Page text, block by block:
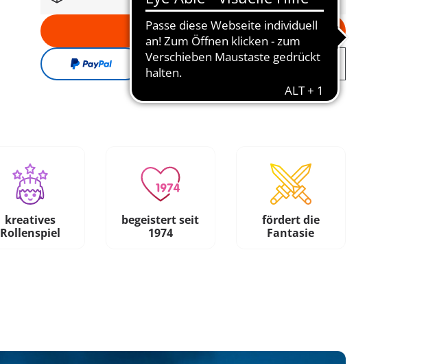
In den Warenkorb
kreatives
Rollenspiel
begeistert seit
1974
fördert die
Fantasie